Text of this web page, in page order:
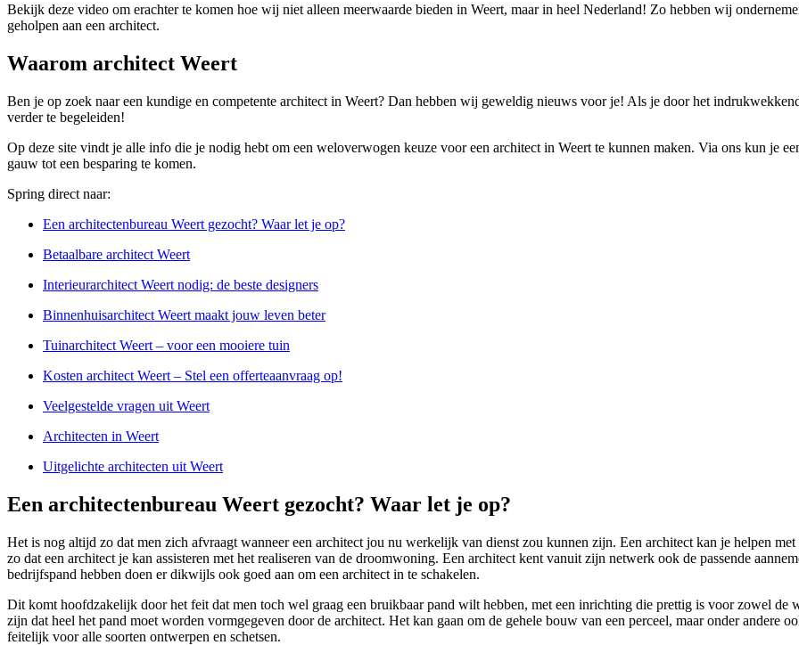
Bekijk deze video om erachter te komen hoe wij niet alleen meerwaarde bieden in Weert, maar in heel Nederland! Zo hebben wij
geholpen aan een architect.
Waarom architect Weert
Ben je op zoek naar een kundige en competente architect in Weert? Dan hebben wij geweldig nieuws voor je! Als je door het
verder te begeleiden!
Op deze site vindt je alle info die je nodig hebt om een weloverwogen keuze voor een architect in Weert te kunnen maken. Via ons kun je
gauw tot een besparing te komen.
Spring direct naar:
Een architectenbureau Weert gezocht? Waar let je op?
Betaalbare architect Weert
Interieurarchitect Weert nodig: de beste designers
Binnenhuisarchitect Weert maakt jouw leven beter
Tuinarchitect Weert – voor een mooiere tuin
Kosten architect Weert – Stel een offerteaanvraag op!
Veelgestelde vragen uit Weert
Architecten in Weert
Uitgelichte architecten uit Weert
Een architectenbureau Weert gezocht? Waar let je op?
Het is nog altijd zo dat men zich afvraagt wanneer een architect jou nu werkelijk van dienst zou kunnen zijn. Een architect kan je helpen
zo dat een architect je kan assisteren met het realiseren van de droomwoning. Een architect kent vanuit zijn netwerk ook de passende
bedrijfspand hebben doen er dikwijls ook goed aan om een architect in te schakelen.
Dit komt hoofdzakelijk door het feit dat men toch wel graag een bruikbaar pand wilt hebben, met een inrichting die prettig is voor zowel de
zijn dat heel het pand moet worden vormgegeven door de architect. Het kan gaan om de gehele bouw van een perceel, maar onder andere
feitelijk voor alle soorten ontwerpen en schetsen.